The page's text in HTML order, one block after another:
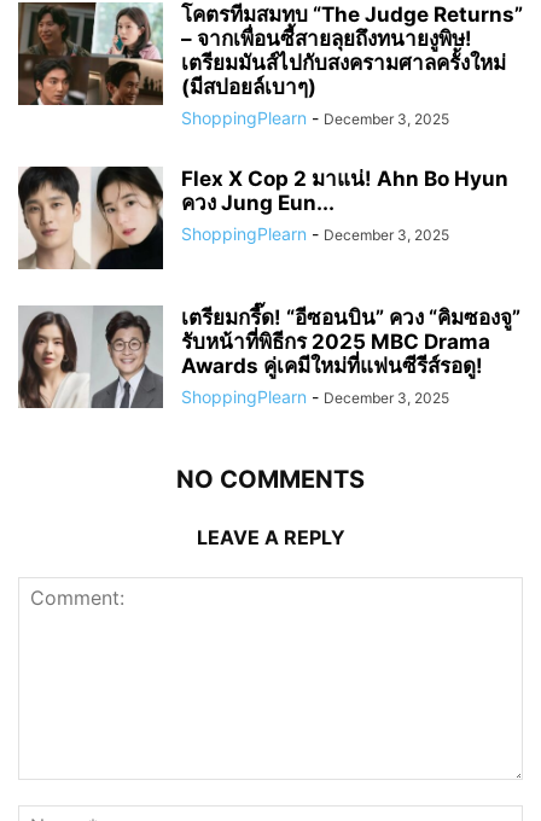
โคตรทีมสมทบ “The Judge Returns”
– จากเพื่อนซี้สายลุยถึงทนายงูพิษ!
เตรียมมันส์ไปกับสงครามศาลครั้งใหม่
(มีสปอยล์เบาๆ)
ShoppingPlearn - December 3, 2025
Flex X Cop 2 มาแน่! Ahn Bo Hyun
ควง Jung Eun...
ShoppingPlearn - December 3, 2025
เตรียมกรี๊ด! “อีซอนบิน” ควง “คิมซองจู”
รับหน้าที่พิธีกร 2025 MBC Drama
Awards คู่เคมีใหม่ที่แฟนซีรีส์รอดู!
ShoppingPlearn - December 3, 2025
NO COMMENTS
LEAVE A REPLY